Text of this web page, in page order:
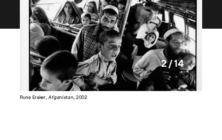
Rune Eraker, Afganistan, 2002
2 / 14